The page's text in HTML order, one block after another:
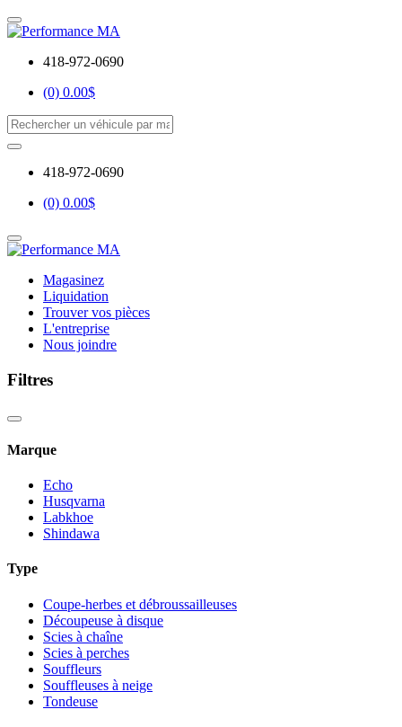
418-972-0690
(0) 0.00$
418-972-0690
(0) 0.00$
Magasinez
Liquidation
Trouver vos pièces
L'entreprise
Nous joindre
Filtres
Marque
Echo
Husqvarna
Labkhoe
Shindawa
Type
Coupe-herbes et débroussailleuses
Découpeuse à disque
Scies à chaîne
Scies à perches
Souffleurs
Souffleuses à neige
Tondeuse